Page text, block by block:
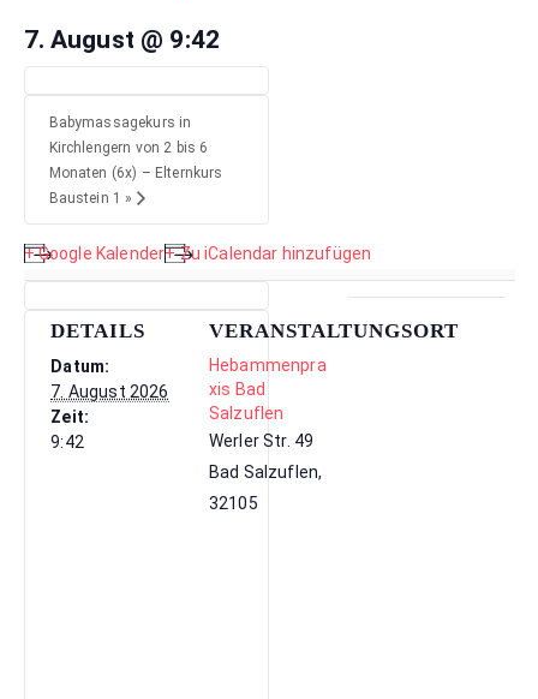
7. August @ 9:42
Babymassagekurs in
Kirchlengern von 2 bis 6
Monaten (6x) – Elternkurs
Baustein 1 »
+ Google Kalender+ Zu iCalendar hinzufügen
DETAILS
Datum:
7. August 2026
Zeit:
9:42
VERANSTALTUNGSORT
Hebammenpra
xis Bad
Salzuflen
Werler Str. 49
Bad Salzuflen,
32105